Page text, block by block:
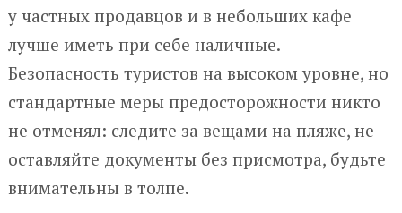
у частных продавцов и в небольших кафе
лучше иметь при себе наличные.
Безопасность туристов на высоком уровне, но
стандартные меры предосторожности никто
не отменял: следите за вещами на пляже, не
оставляйте документы без присмотра, будьте
внимательны в толпе.